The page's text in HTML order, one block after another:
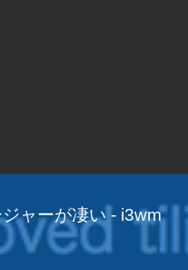
ャーが凄い - i3wm